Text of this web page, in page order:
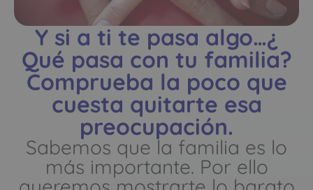
Y si a ti te pasa algo…¿
Qué pasa con tu familia?
Comprueba la poco que
cuesta quitarte esa
preocupación.
Sabemos que la familia es lo
más importante. Por ello